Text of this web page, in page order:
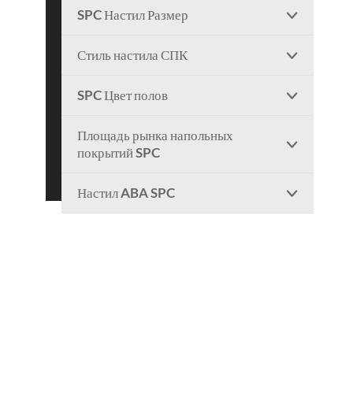
SPC Настил Размер 
Стиль настила СПК 
SPC Цвет полов 
Площадь рынка напольных
покрытий SPC

Настил ABA SPC 